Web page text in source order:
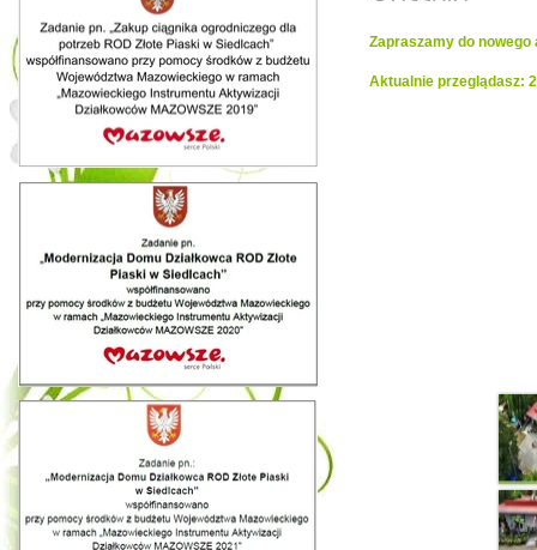
Zapraszamy do nowego
Aktualnie przeglądasz: